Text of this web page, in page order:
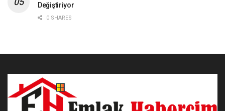
Değiştiriyor
0 SHARES